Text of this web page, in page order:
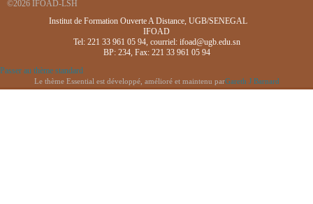
©2026 IFOAD-LSH
Institut de Formation Ouverte A Distance, UGB/SENEGAL
IFOAD
Tel: 221 33 961 05 94, courriel: ifoad@ugb.edu.sn
BP: 234, Fax: 221 33 961 05 94
Passer au thème standard
Le thème Essential est développé, amélioré et maintenu parGareth J Barnard